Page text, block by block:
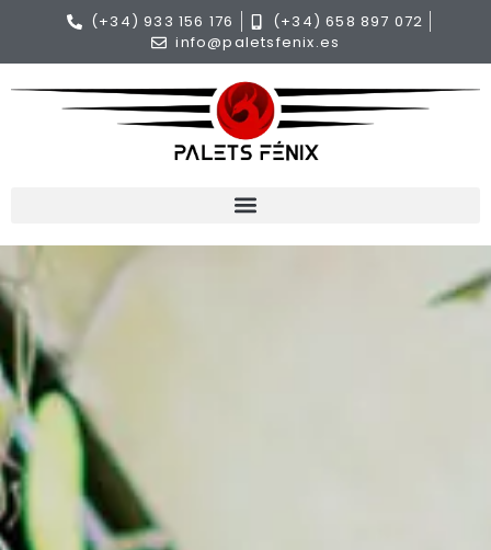
(+34) 933 156 176
(+34) 658 897 072
info@paletsfenix.es